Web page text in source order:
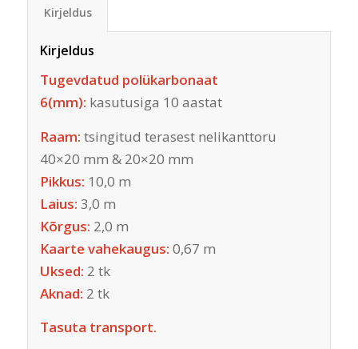
Kirjeldus
Kirjeldus
Tugevdatud polükarbonaat
6(mm): kasutusiga 10 aastat
Raam: tsingitud terasest nelikanttoru
40×20 mm & 20×20 mm
Pikkus: 10,0 m
Laius: 3,0 m
Kõrgus: 2,0 m
Kaarte vahekaugus: 0,67 m
Uksed: 2 tk
Aknad: 2 tk
Tasuta transport.